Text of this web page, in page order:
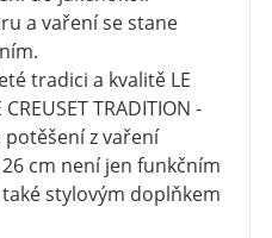
a vaření se stane
tradici a kvalitě LE
CREUSET TRADITION -
z vaření
26 cm není jen funkčním
stylovým doplňkem